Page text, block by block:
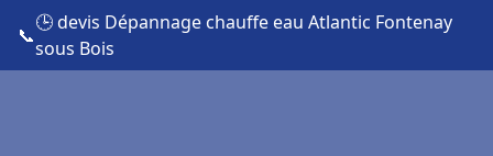
📞
🕒 devis Dépannage chauffe eau Atlantic Fontenay
sous Bois